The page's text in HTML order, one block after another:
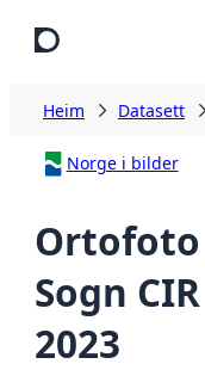
Heim Datasett
Norge i bilder
Ortofoto
Sogn CIR
2023